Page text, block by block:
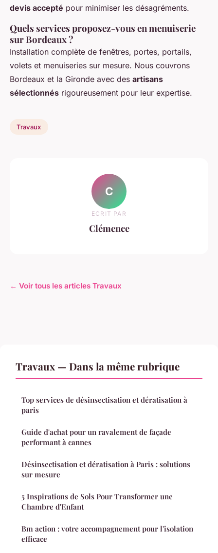
devis accepté pour minimiser les désagréments.
Quels services proposez-vous en menuiserie
sur Bordeaux ?
Installation complète de fenêtres, portes, portails,
volets et menuiseries sur mesure. Nous couvrons
Bordeaux et la Gironde avec des artisans
sélectionnés rigoureusement pour leur expertise.
Travaux
C
ECRIT PAR
Clémence
← Voir tous les articles Travaux
Travaux — Dans la même rubrique
Top services de désinsectisation et dératisation à
paris
Guide d'achat pour un ravalement de façade
performant à cannes
Désinsectisation et dératisation à Paris : solutions
sur mesure
5 Inspirations de Sols Pour Transformer une
Chambre d'Enfant
Bm action : votre accompagnement pour l'isolation
efficace